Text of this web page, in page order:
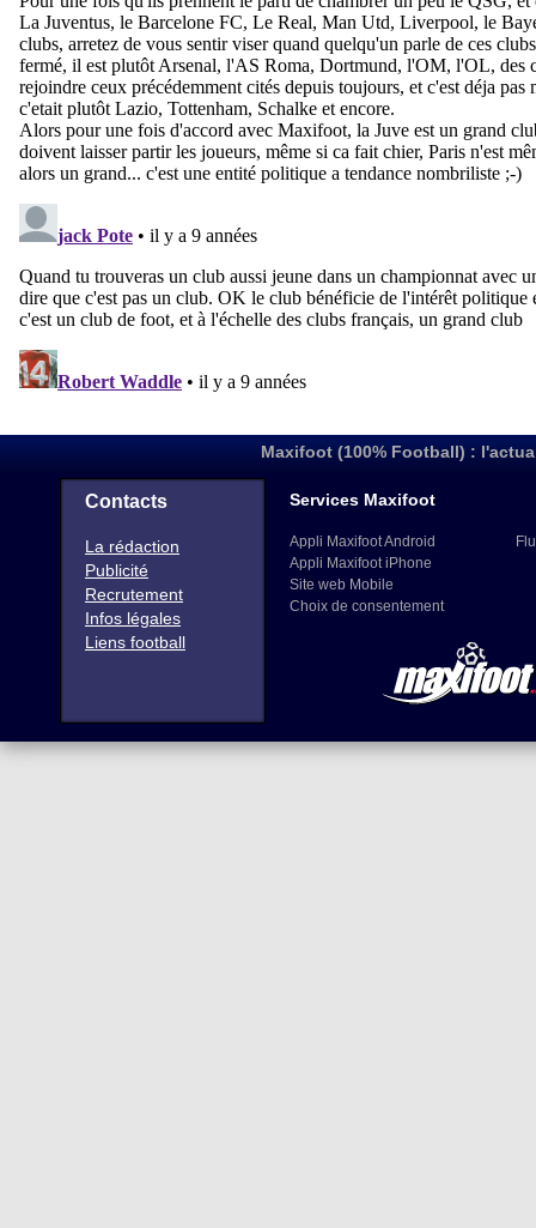
Maxifoot (100% Football) :
Contacts
La rédaction
Publicité
Recrutement
Infos légales
Liens football
Services Maxifoot
Appli Maxifoot Android
Appli Maxifoot iPhone
Site web Mobile
Choix de consentement